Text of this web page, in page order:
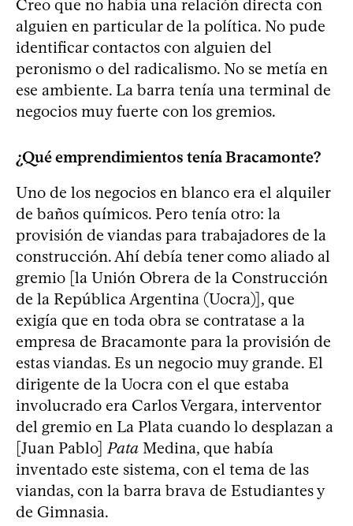
Creo que no había una relación directa con
alguien en particular de la política. No pude
identificar contactos con alguien del
peronismo o del radicalismo. No se metía en
ese ambiente. La barra tenía una terminal de
negocios muy fuerte con los gremios.
¿Qué emprendimientos tenía Bracamonte?
Uno de los negocios en blanco era el alquiler
de baños químicos. Pero tenía otro: la
provisión de viandas para trabajadores de la
construcción. Ahí debía tener como aliado al
gremio [la Unión Obrera de la Construcción
de la República Argentina (Uocra)], que
exigía que en toda obra se contratase a la
empresa de Bracamonte para la provisión de
estas viandas. Es un negocio muy grande. El
dirigente de la Uocra con el que estaba
involucrado era Carlos Vergara, interventor
del gremio en La Plata cuando lo desplazan a
[Juan Pablo] Pata Medina, que había
inventado este sistema, con el tema de las
viandas, con la barra brava de Estudiantes y
de Gimnasia.